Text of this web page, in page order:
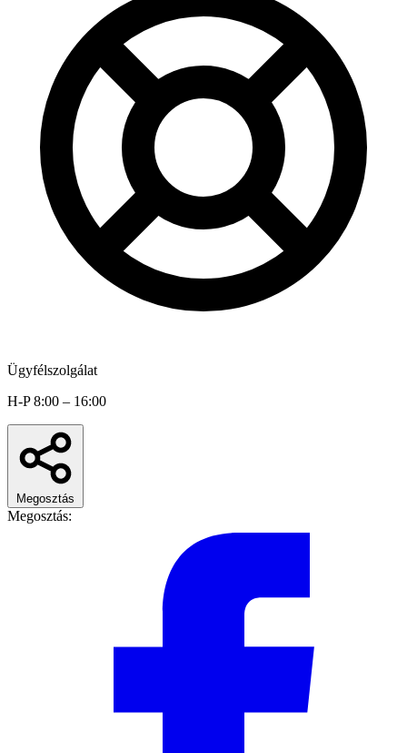
Ügyfélszolgálat
H-P 8:00 – 16:00
Megosztás
Megosztás: